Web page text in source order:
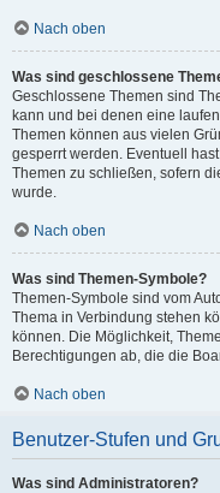
Nach oben
Was sind geschlossene
Geschlossene Themen sind
kann und bei denen eine
Themen können aus vielen
gesperrt werden. Eventuell
Themen zu schließen, sofern
wurde.
Nach oben
Was sind Themen-Symbole?
Themen-Symbole sind vom
Thema in Verbindung stehen
können. Die Möglichkeit,
Berechtigungen ab, die die
Nach oben
Benutzer-Stufen und
Was sind Administratoren?